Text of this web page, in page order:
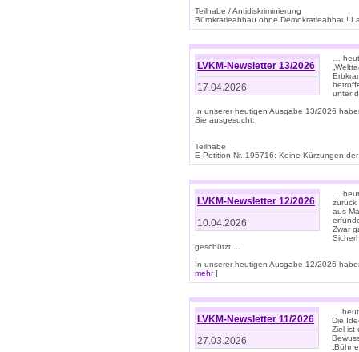
Teilhabe / Antidiskriminierung
Bürokratieabbau ohne Demokratieabbau!
LVKM-Newsletter 13/2026
17.04.2026
…
unter
In unserer heutigen Ausgabe 13/2026
Sie ausgesucht:
Teilhabe
E-Petition Nr. 195716: Keine Kürzungen
LVKM-Newsletter 12/2026
10.04.2026
…
zurück
aus
Zwar
geschützt ...
In unserer heutigen Ausgabe 12/2026
mehr]
LVKM-Newsletter 11/2026
27.03.2026
…
Die
Ziel ist